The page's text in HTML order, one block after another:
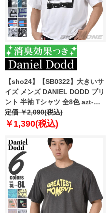
【sho24】【SB0322】大きいサ
イズ メンズ DANIEL DODD プリ
ント 半袖 Tシャツ 全8色 azt-
2402pt4
定価 ￥2,090(税込)
￥1,390(税込)